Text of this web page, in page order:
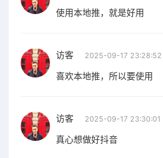
使用本地推，就是好用
访客 2025-09-17 23:28:52
喜欢本地推，所以要使用
访客 2025-09-17 23:30:01
真心想做好抖音